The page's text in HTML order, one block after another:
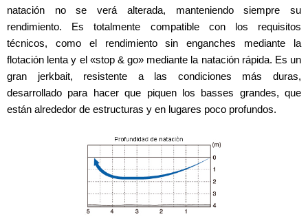
natación no se verá alterada, manteniendo siempre su
rendimiento. Es totalmente compatible con los requisitos
técnicos, como el rendimiento sin enganches mediante la
flotación lenta y el «stop & go» mediante la natación rápida. Es un
gran jerkbait, resistente a las condiciones más duras,
desarrollado para hacer que piquen los basses grandes, que
están alrededor de estructuras y en lugares poco profundos.